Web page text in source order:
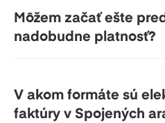
Môžem začať ešte
nadobudne platnosť?
V akom formáte sú
faktúry v Spojených